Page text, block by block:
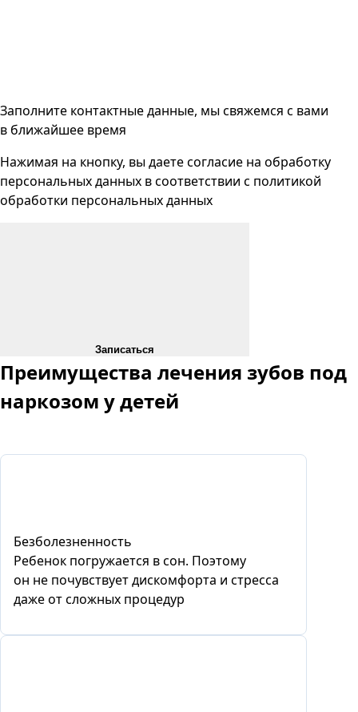
Заполните контактные данные, мы свяжемся с вами
в ближайшее время
Нажимая на кнопку, вы даете согласие на обработку
персональных данных в соответствии с политикой
обработки персональных данных
Записаться
Преимущества лечения зубов под
наркозом у детей
Безболезненность
Ребенок погружается в сон. Поэтому
он не почувствует дискомфорта и стресса
даже от сложных процедур